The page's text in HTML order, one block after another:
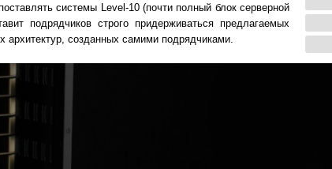
системы Level-10 (почти полный блок серверной
подрядчиков строго придерживаться предлагаемых
архитектур, созданных самими подрядчиками.